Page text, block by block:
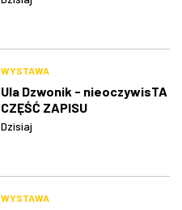
WYSTAWA
Ula Dzwonik - nieoczywisTA
CZĘŚĆ ZAPISU
Dzisiaj
WYSTAWA